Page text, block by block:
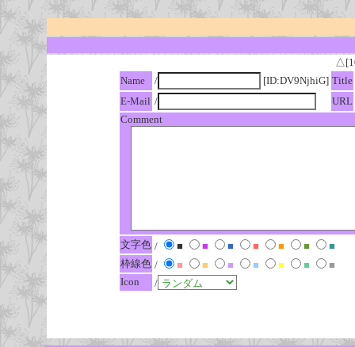
Name
/ [ID:DV9NjhiG] Title
E-Mail /
URL
Comment
文字色 / ■ ■ ■ ■ ■ ■
■
枠線色 / ■ ■ ■ ■ ■ ■
■
Icon
/